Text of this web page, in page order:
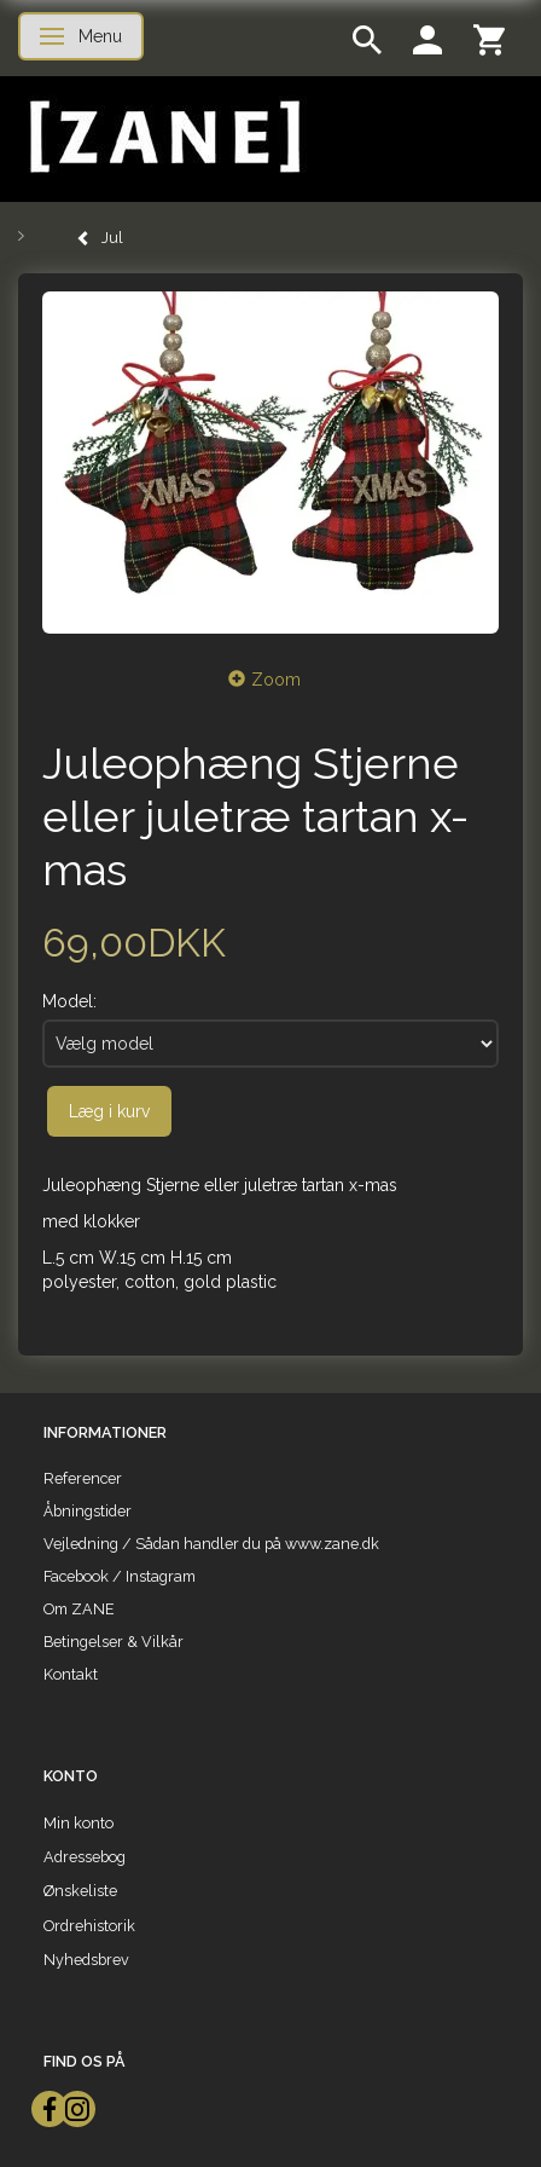
Skifte navigation
Menu
Jul
Zoom
Juleophæng Stjerne
eller juletræ tartan x-
mas
69,00DKK
Model:
Læg i kurv
Juleophæng Stjerne eller juletræ tartan x-mas
med klokker
L.5 cm W.15 cm H.15 cm
polyester, cotton, gold plastic
INFORMATIONER
Referencer
Åbningstider
Vejledning / Sådan handler du på www.zane.dk
Facebook / Instagram
Om ZANE
Betingelser & Vilkår
Kontakt
KONTO
Min konto
Adressebog
Ønskeliste
Ordrehistorik
Nyhedsbrev
FIND OS PÅ